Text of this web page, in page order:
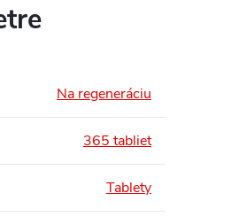
Na regeneráciu
365 tabliet
Tablety